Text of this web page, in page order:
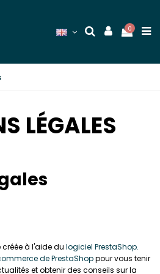
0
LÉGALES
à l'aide du logiciel PrestaShop.
de PrestaShoppour vous tenir
et obtenir des conseils sur la